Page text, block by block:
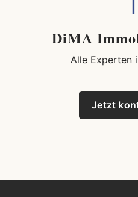
DiMA
Alle Experten
Jetzt